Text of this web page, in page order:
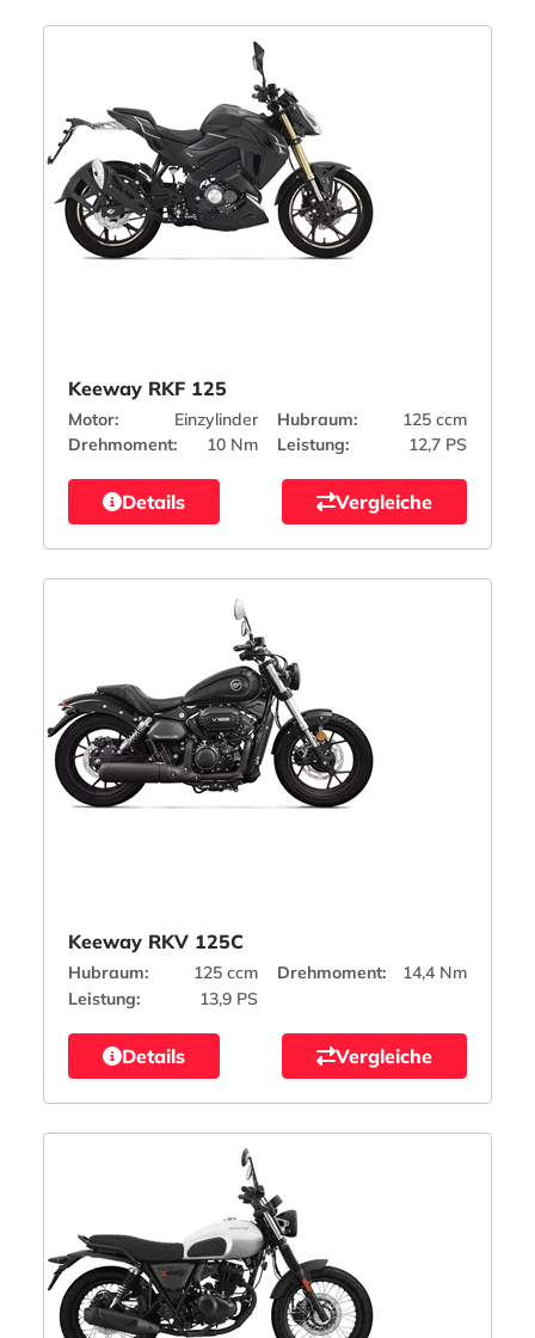
Keeway RKF 125
Motor: Einzylinder Hubraum:
125 ccm
Drehmoment:
10 Nm Leistung: 12,7 PS
Details Vergleiche
Keeway RKV 125C
Hubraum: 125 ccm Drehmoment:
14,4 Nm
Leistung:
13,9 PS
Details Vergleiche